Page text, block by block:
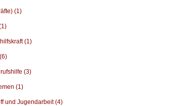
(1)
(1)
(3)
(1)
und Jugendarbeit (4)